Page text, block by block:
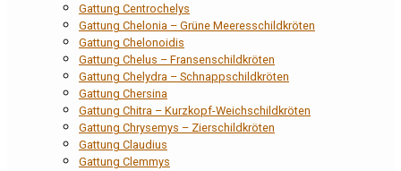
Gattung Centrochelys
Gattung Chelonia – Grüne Meeresschildkröten
Gattung Chelonoidis
Gattung Chelus – Fransenschildkröten
Gattung Chelydra – Schnappschildkröten
Gattung Chersina
Gattung Chitra – Kurzkopf-Weichschildkröten
Gattung Chrysemys – Zierschildkröten
Gattung Claudius
Gattung Clemmys